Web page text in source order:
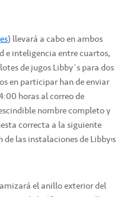
) llevará a cabo en ambos
e inteligencia entre cuartos,
de jugos Libby´s para dos
en participar han de enviar
horas al correo de
nombre completo y
correcta a la siguiente
las instalaciones de Libby’s
el anillo exterior del